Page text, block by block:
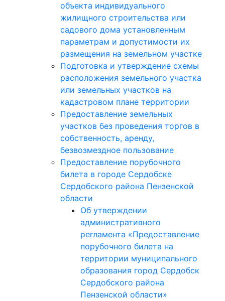
объекта индивидуального
жилищного строительства или
садового дома установленным
параметрам и допустимости их
размещения на земельном участке
Подготовка и утверждение схемы
расположения земельного участка
или земельных участков на
кадастровом плане территории
Предоставление земельных
участков без проведения торгов в
собственность, аренду,
безвозмездное пользование
Предоставление порубочного
билета в городе Сердобске
Сердобского района Пензенской
области
Об утверждении
административного
регламента «Предоставление
порубочного билета на
территории муниципального
образования город Сердобск
Сердобского района
Пензенской области»